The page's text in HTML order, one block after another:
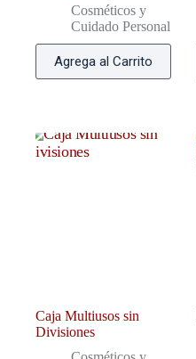
Cosméticos y
Cuidado Personal
Agrega al Carrito
Caja Multiusos sin
Divisiones